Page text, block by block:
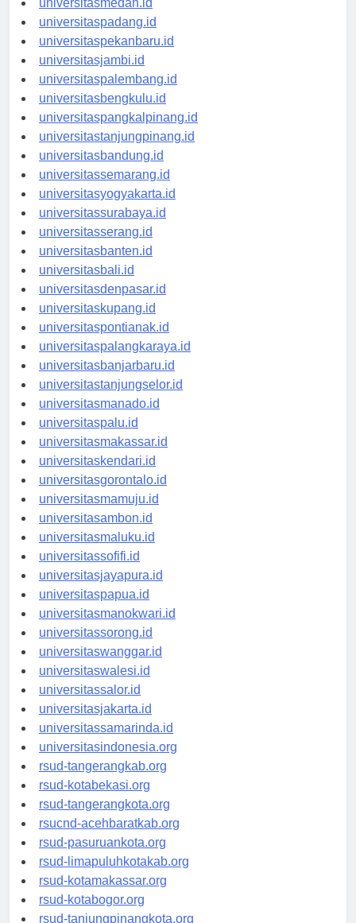
universitasmedan.id
universitaspadang.id
universitaspekanbaru.id
universitasjambi.id
universitaspalembang.id
universitasbengkulu.id
universitaspangkalpinang.id
universitastanjungpinang.id
universitasbandung.id
universitassemarang.id
universitasyogyakarta.id
universitassurabaya.id
universitasserang.id
universitasbanten.id
universitasbali.id
universitasdenpasar.id
universitaskupang.id
universitaspontianak.id
universitaspalangkaraya.id
universitasbanjarbaru.id
universitastanjungselor.id
universitasmanado.id
universitaspalu.id
universitasmakassar.id
universitaskendari.id
universitasgorontalo.id
universitasmamuju.id
universitasambon.id
universitasmaluku.id
universitassofifi.id
universitasjayapura.id
universitaspapua.id
universitasmanokwari.id
universitassorong.id
universitaswanggar.id
universitaswalesi.id
universitassalor.id
universitasjakarta.id
universitassamarinda.id
universitasindonesia.org
rsud-tangerangkab.org
rsud-kotabekasi.org
rsud-tangerangkota.org
rsucnd-acehbaratkab.org
rsud-pasuruankota.org
rsud-limapuluhkotakab.org
rsud-kotamakassar.org
rsud-kotabogor.org